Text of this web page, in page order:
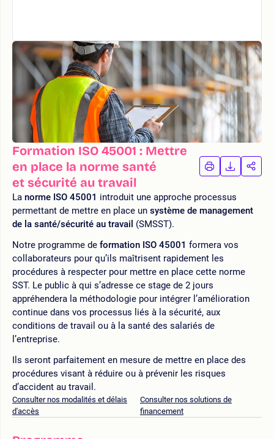
Formation ISO 45001 : Mettre
en place la norme santé
et sécurité au travail
IMPRIMER
LA
LA
La norme ISO 45001 introduit une approche processus
permettant de mettre en place un système de management
de la santé/sécurité au travail (SMSST).
Notre programme de formation ISO 45001 formera vos
collaborateurs pour qu’ils maîtrisent rapidement les
procédures à respecter pour mettre en place cette norme
SST. Le public à qui s’adresse ce stage de 2 jours
appréhendera la méthodologie pour intégrer l’amélioration
continue dans vos processus liés à la sécurité, aux
conditions de travail ou à la santé des salariés de
l’entreprise.
Ils seront parfaitement en mesure de mettre en place des
procédures visant à réduire ou à prévenir les risques
d’accident au travail.
Consulter nos modalités et délais
d'accès
Consulter nos solutions de
financement